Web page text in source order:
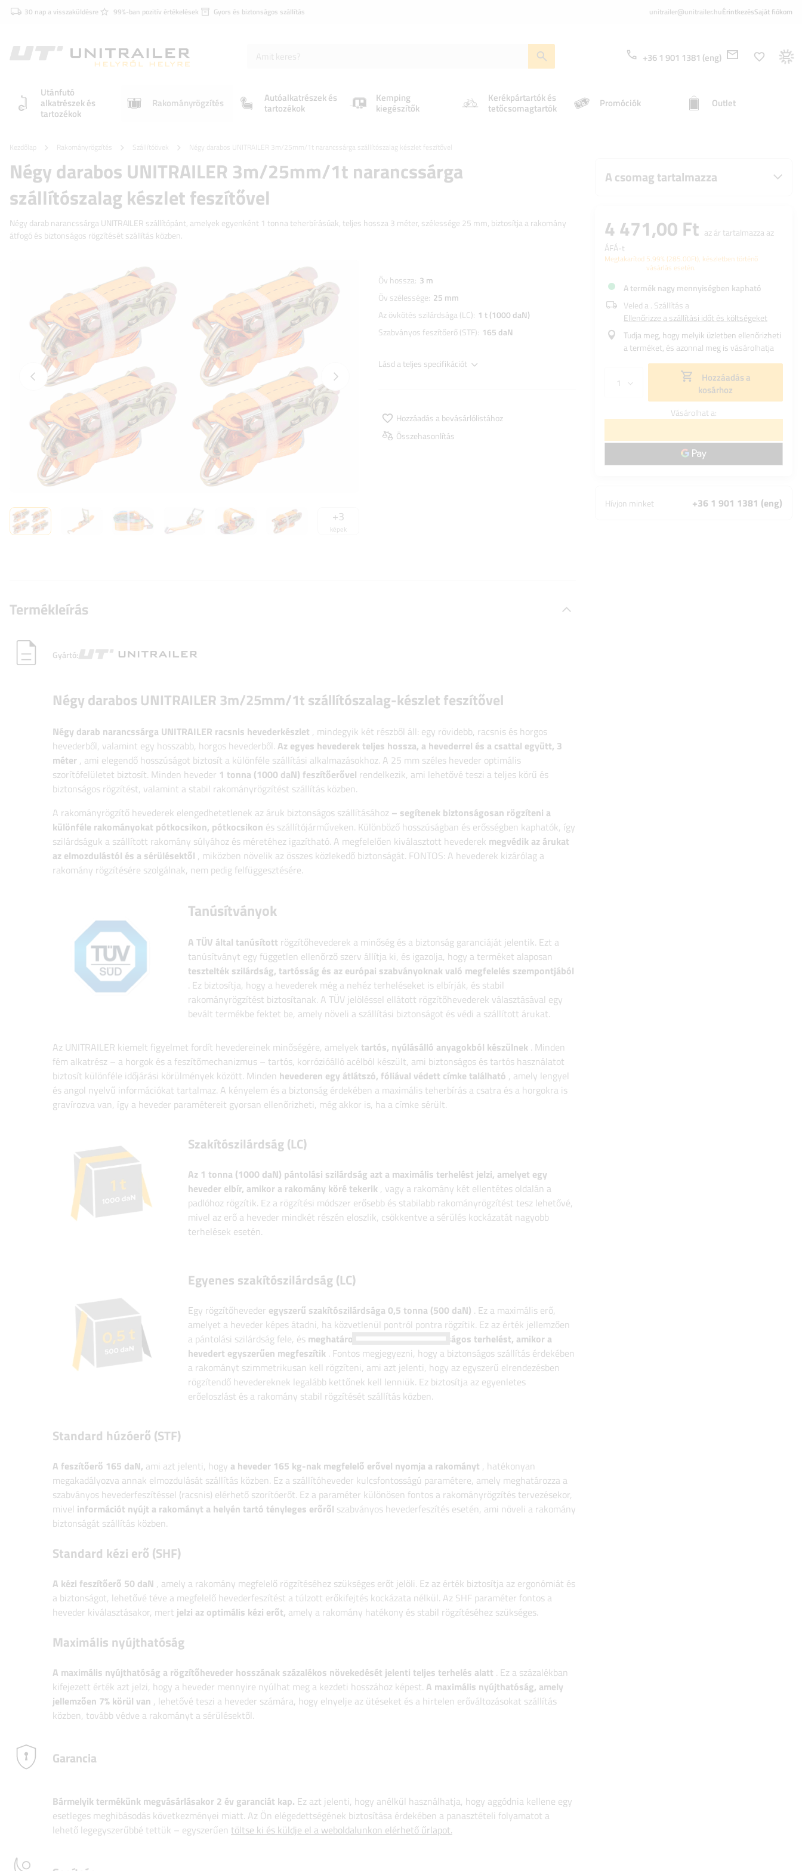
30 nap a visszaküldésre 99%-ban pozitív értékelések Gyors és biztonságos szállítás unitrailer@unitrailer.huÉrintkezésSaját fiókom
+36 1 901 1381 (eng)
Utánfutó
alkatrészek és
tartozékok
Rakományrögzítés Autóalkatrészek és
tartozékok
Kemping
kiegészítők
Kerékpártartók és
tetőcsomagtartók Promóciók Outlet
Kezdőlap Rakományrögzítés Szállítóövek Négy darabos UNITRAILER 3m/25mm/1t narancssárga szállítószalag készlet feszítővel
Négy darabos UNITRAILER 3m/25mm/1t narancssárga
szállítószalag készlet feszítővel
Négy darab narancssárga UNITRAILER szállítópánt, amelyek egyenként 1 tonna teherbírásúak, teljes hossza 3 méter, szélessége 25 mm, biztosítja a rakomány
átfogó és biztonságos rögzítését szállítás közben.
+3
képek
Előző fotó Következő fotó
Öv hossza 3 m
Öv szélessége 25 mm
Az övkötés szilárdsága (LC) 1 t (1000 daN)
Szabványos feszítőerő (STF) 165 daN
Lásd a teljes specifikációt
Hozzáadás a bevásárlólistához
Összehasonlítás
A csomag tartalmazza
4 471,00 Ft az ár tartalmazza az
ÁFÁ-t
Megtakarítod 5.99% (285.00Ft), készletben történő
vásárlás esetén.
A termék nagy mennyiségben kapható
Veled a. Szállítás a
Ellenőrizze a szállítási időt és költségeket
Tudja meg, hogy melyik üzletben ellenőrizheti
a terméket, és azonnal meg is vásárolhatja
kosárhoz
Vásárolhat a:
Hívjon minket +36 1 901 1381 (eng)
Termékleírás
Gyártó:
Négy darabos UNITRAILER 3m/25mm/1t szállítószalag-készlet feszítővel
Négy darab narancssárga UNITRAILER racsnis hevederkészlet , mindegyik két részből áll: egy rövidebb, racsnis és horgos
hevederből, valamint egy hosszabb, horgos hevederből. Az egyes hevederek teljes hossza, a hevederrel és a csattal együtt, 3
méter , ami elegendő hosszúságot biztosít a különféle szállítási alkalmazásokhoz. A 25 mm széles heveder optimális
szorítófelületet biztosít. Minden heveder 1 tonna (1000 daN) feszítőerővel rendelkezik, ami lehetővé teszi a teljes körű és
biztonságos rögzítést, valamint a stabil rakományrögzítést szállítás közben.
A rakományrögzítő hevederek elengedhetetlenek az áruk biztonságos szállításához – segítenek biztonságosan rögzíteni a
különféle rakományokat pótkocsikon, pótkocsikon és szállítójárműveken. Különböző hosszúságban és erősségben kaphatók, így
szilárdságuk a szállított rakomány súlyához és méretéhez igazítható. A megfelelően kiválasztott hevederek megvédik az árukat
az elmozdulástól és a sérülésektől , miközben növelik az összes közlekedő biztonságát. FONTOS: A hevederek kizárólag a
rakomány rögzítésére szolgálnak, nem pedig felfüggesztésére.
Tanúsítványok
A TÜV által tanúsított rögzítőhevederek a minőség és a biztonság garanciáját jelentik. Ezt a
tanúsítványt egy független ellenőrző szerv állítja ki, és igazolja, hogy a terméket alaposan
tesztelték szilárdság, tartósság és az európai szabványoknak való megfelelés szempontjából
. Ez biztosítja, hogy a hevederek még a nehéz terheléseket is elbírják, és stabil
rakományrögzítést biztosítanak. A TÜV jelöléssel ellátott rögzítőhevederek választásával egy
bevált termékbe fektet be, amely növeli a szállítási biztonságot és védi a szállított árukat.
Az UNITRAILER kiemelt figyelmet fordít hevedereinek minőségére, amelyek tartós, nyúlásálló anyagokból készülnek . Minden
fém alkatrész – a horgok és a feszítőmechanizmus – tartós, korrózióálló acélból készült, ami biztonságos és tartós használatot
biztosít különféle időjárási körülmények között. Minden hevederen egy átlátszó, fóliával védett címke található , amely lengyel
és angol nyelvű információkat tartalmaz. A kényelem és a biztonság érdekében a maximális teherbírás a csatra és a horgokra is
gravírozva van, így a heveder paramétereit gyorsan ellenőrizheti, még akkor is, ha a címke sérült.
Szakítószilárdság (LC)
Az 1 tonna (1000 daN) pántolási szilárdság azt a maximális terhelést jelzi, amelyet egy
heveder elbír, amikor a rakomány köré tekerik , vagy a rakomány két ellentétes oldalán a
padlóhoz rögzítik. Ez a rögzítési módszer erősebb és stabilabb rakományrögzítést tesz lehetővé,
mivel az erő a heveder mindkét részén eloszlik, csökkentve a sérülés kockázatát nagyobb
terhelések esetén.
Egyenes szakítószilárdság (LC)
Egy rögzítőheveder egyszerű szakítószilárdsága 0,5 tonna (500 daN) . Ez a maximális erő,
amelyet a heveder képes átadni, ha közvetlenül pontról pontra rögzítik. Ez az érték jellemzően
a pántolási szilárdság fele, és meghatározza a maximális biztonságos terhelést, amikor a
hevedert egyszerűen megfeszítik . Fontos megjegyezni, hogy a biztonságos szállítás érdekében
a rakományt szimmetrikusan kell rögzíteni, ami azt jelenti, hogy az egyszerű elrendezésben
rögzítendő hevedereknek legalább kettőnek kell lenniük. Ez biztosítja az egyenletes
erőeloszlást és a rakomány stabil rögzítését szállítás közben.
Standard húzóerő (STF)
A feszítőerő 165 daN, ami azt jelenti, hogy a heveder 165 kg-nak megfelelő erővel nyomja a rakományt , hatékonyan
megakadályozva annak elmozdulását szállítás közben. Ez a szállítóheveder kulcsfontosságú paramétere, amely meghatározza a
szabványos hevederfeszítéssel (racsnis) elérhető szorítóerőt. Ez a paraméter különösen fontos a rakományrögzítés tervezésekor,
mivel információt nyújt a rakományt a helyén tartó tényleges erőről szabványos hevederfeszítés esetén, ami növeli a rakomány
biztonságát szállítás közben.
Standard kézi erő (SHF)
A kézi feszítőerő 50 daN , amely a rakomány megfelelő rögzítéséhez szükséges erőt jelöli. Ez az érték biztosítja az ergonómiát és
a biztonságot, lehetővé téve a megfelelő hevederfeszítést a túlzott erőkifejtés kockázata nélkül. Az SHF paraméter fontos a
heveder kiválasztásakor, mert jelzi az optimális kézi erőt, amely a rakomány hatékony és stabil rögzítéséhez szükséges.
Maximális nyújthatóság
A maximális nyújthatóság a rögzítőheveder hosszának százalékos növekedését jelenti teljes terhelés alatt . Ez a százalékban
kifejezett érték azt jelzi, hogy a heveder mennyire nyúlhat meg a kezdeti hosszához képest. A maximális nyújthatóság, amely
jellemzően 7% körül van , lehetővé teszi a heveder számára, hogy elnyelje az ütéseket és a hirtelen erőváltozásokat szállítás
közben, tovább védve a rakományt a sérülésektől.
Garancia
Bármelyik termékünk megvásárlásakor 2 év garanciát kap. Ez azt jelenti, hogy anélkül használhatja, hogy aggódnia kellene egy
esetleges meghibásodás következményei miatt. Az Ön elégedettségének biztosítása érdekében a panasztételi folyamatot a
lehető legegyszerűbbé tettük – egyszerűen töltse ki és küldje el a weboldalunkon elérhető űrlapot.